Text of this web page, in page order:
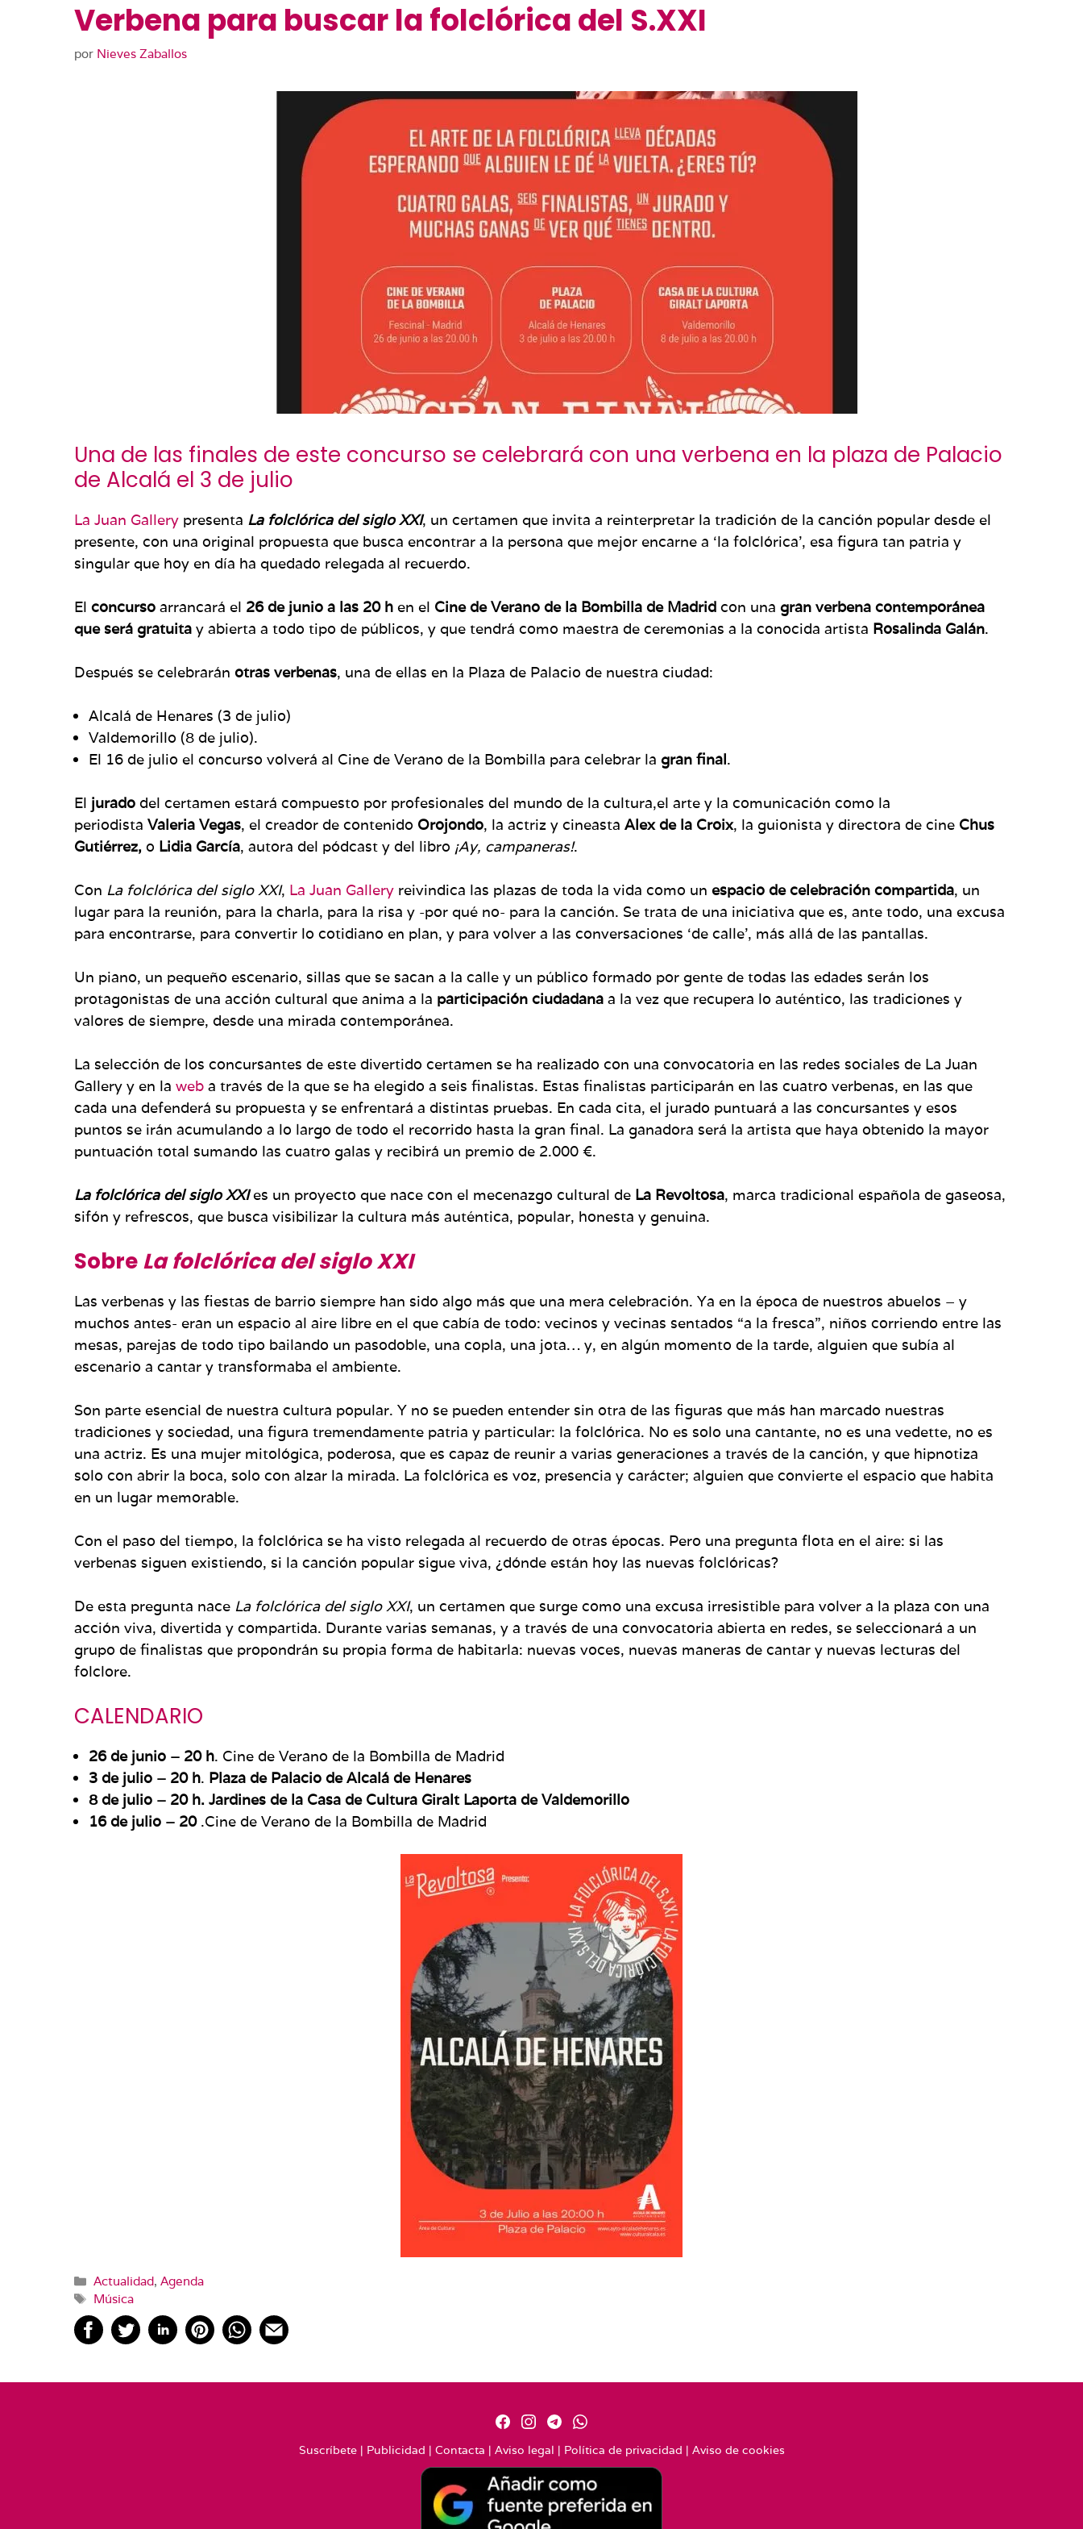
Verbena para buscar la folclórica del S.XXI
por Nieves Zaballos
Una de las finales de este concurso se celebrará con una verbena en la plaza de Palacio
de Alcalá el 3 de julio
La Juan Gallery presenta La folclórica del siglo XXI, un certamen que invita a reinterpretar la tradición de la canción popular desde el
presente, con una original propuesta que busca encontrar a la persona que mejor encarne a ‘la folclórica’, esa figura tan patria y
singular que hoy en día ha quedado relegada al recuerdo.
El concurso arrancará el 26 de junio a las 20 h en el Cine de Verano de la Bombilla de Madrid con una gran verbena contemporánea
que será gratuita y abierta a todo tipo de públicos, y que tendrá como maestra de ceremonias a la conocida artista Rosalinda Galán.
Después se celebrarán otras verbenas, una de ellas en la Plaza de Palacio de nuestra ciudad:
Alcalá de Henares (3 de julio)
Valdemorillo (8 de julio).
El 16 de julio el concurso volverá al Cine de Verano de la Bombilla para celebrar la gran final.
El jurado del certamen estará compuesto por profesionales del mundo de la cultura,el arte y la comunicación como la
periodista Valeria Vegas, el creador de contenido Orojondo, la actriz y cineasta Alex de la Croix, la guionista y directora de cine Chus
Gutiérrez, o Lidia García, autora del pódcast y del libro ¡Ay, campaneras!.
Con La folclórica del siglo XXI, La Juan Gallery reivindica las plazas de toda la vida como un espacio de celebración compartida, un
lugar para la reunión, para la charla, para la risa y -por qué no- para la canción. Se trata de una iniciativa que es, ante todo, una excusa
para encontrarse, para convertir lo cotidiano en plan, y para volver a las conversaciones ‘de calle’, más allá de las pantallas.
Un piano, un pequeño escenario, sillas que se sacan a la calle y un público formado por gente de todas las edades serán los
protagonistas de una acción cultural que anima a la participación ciudadana a la vez que recupera lo auténtico, las tradiciones y
valores de siempre, desde una mirada contemporánea.
La selección de los concursantes de este divertido certamen se ha realizado con una convocatoria en las redes sociales de La Juan
Gallery y en la web a través de la que se ha elegido a seis finalistas. Estas finalistas participarán en las cuatro verbenas, en las que
cada una defenderá su propuesta y se enfrentará a distintas pruebas. En cada cita, el jurado puntuará a las concursantes y esos
puntos se irán acumulando a lo largo de todo el recorrido hasta la gran final. La ganadora será la artista que haya obtenido la mayor
puntuación total sumando las cuatro galas y recibirá un premio de 2.000 €.
La folclórica del siglo XXIes un proyecto que nace con el mecenazgo cultural de La Revoltosa, marca tradicional española de gaseosa,
sifón y refrescos, que busca visibilizar la cultura más auténtica, popular, honesta y genuina.
SobreLa folclórica del siglo XXI
Las verbenas y las fiestas de barrio siempre han sido algo más que una mera celebración. Ya en la época de nuestros abuelos – y
muchos antes- eran un espacio al aire libre en el que cabía de todo: vecinos y vecinas sentados “a la fresca”, niños corriendo entre las
mesas, parejas de todo tipo bailando un pasodoble, una copla, una jota… y, en algún momento de la tarde, alguien que subía al
escenario a cantar y transformaba el ambiente.
Son parte esencial de nuestra cultura popular. Y no se pueden entender sin otra de las figuras que más han marcado nuestras
tradiciones y sociedad, una figura tremendamente patria y particular: la folclórica. No es solo una cantante, no es una vedette, no es
una actriz. Es una mujer mitológica, poderosa, que es capaz de reunir a varias generaciones a través de la canción, y que hipnotiza
solo con abrir la boca, solo con alzar la mirada. La folclórica es voz, presencia y carácter; alguien que convierte el espacio que habita
en un lugar memorable.
Con el paso del tiempo, la folclórica se ha visto relegada al recuerdo de otras épocas. Pero una pregunta flota en el aire: si las
verbenas siguen existiendo, si la canción popular sigue viva, ¿dónde están hoy las nuevas folclóricas?
De esta pregunta nace La folclórica del siglo XXI, un certamen que surge como una excusa irresistible para volver a la plaza con una
acción viva, divertida y compartida. Durante varias semanas, y a través de una convocatoria abierta en redes, se seleccionará a un
grupo de finalistas que propondrán su propia forma de habitarla: nuevas voces, nuevas maneras de cantar y nuevas lecturas del
folclore.
CALENDARIO
26 de junio – 20 h. Cine de Verano de la Bombilla de Madrid
3 de julio – 20 h. Plaza de Palacio de Alcalá de Henares
8 de julio – 20 h. Jardines de la Casa de Cultura Giralt Laporta de Valdemorillo
16 de julio – 20 .Cine de Verano de la Bombilla de Madrid
Categorías
Actualidad,Agenda
Etiquetas
Música
Suscríbete| Publicidad | Contacta | Aviso legal | Política de privacidad | Aviso de cookies